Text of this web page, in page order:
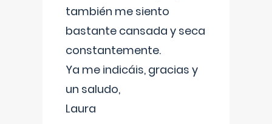
también me siento
bastante cansada y seca
constantemente.
Ya me indicáis, gracias y
un saludo,
Laura